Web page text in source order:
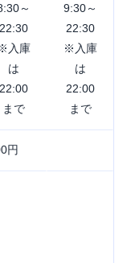
～
22:30
入庫
は
22:00
まで
9:30～
22:30
※入庫
は
22:00
まで
円